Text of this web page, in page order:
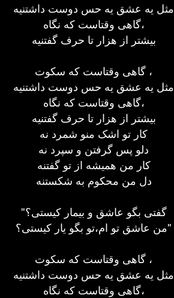
مثل یه عشق یه حس دوست داشتنیه
گاهی وقتاست که نگاه،
بیشتر از هزار تا حرف گفتنیه
گاهی وقتاست که سکوت ،
مثل یه عشق یه حس دوست داشتنیه
گاهی وقتاست که نگاه،
بیشتر از هزار تا حرف گفتنیه
کار تو اشک منو شمرد نه
دلو پس گرفتن و سپرد نه
کار من همیشه از تو گفتنه
دل من محکوم به شکستنه
"گفتی بگو عاشق و بیمار کیستی؟
من عاشق تو ام،تو بگو یار کیستی؟"
گاهی وقتاست که سکوت ،
مثل یه عشق یه حس دوست داشتنیه
گاهی وقتاست که نگاه،